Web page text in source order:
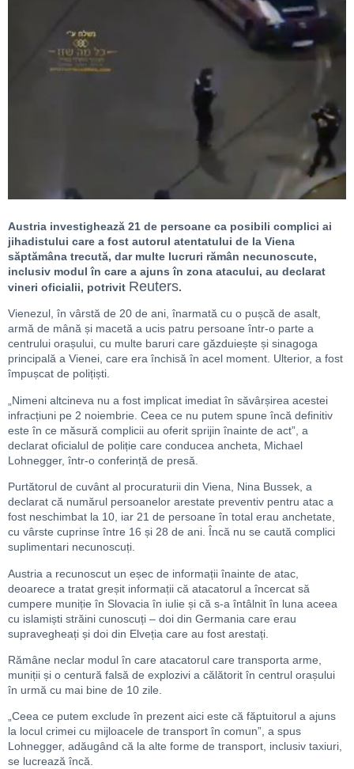
Austria investighează 21 de persoane ca posibili complici ai
jihadistului care a fost autorul atentatului de la Viena
săptămâna trecută, dar multe lucruri rămân necunoscute,
inclusiv modul în care a ajuns în zona atacului, au declarat
vineri oficialii, potrivit Reuters.
Vienezul, în vârstă de 20 de ani, înarmată cu o pușcă de asalt,
armă de mână și macetă a ucis patru persoane într-o parte a
centrului orașului, cu multe baruri care găzduiește și sinagoga
principală a Vienei, care era închisă în acel moment. Ulterior, a fost
împușcat de polițiști.
„Nimeni altcineva nu a fost implicat imediat în săvârșirea acestei
infracțiuni pe 2 noiembrie. Ceea ce nu putem spune încă definitiv
este în ce măsură complicii au oferit sprijin înainte de act”, a
declarat oficialul de poliție care conducea ancheta, Michael
Lohnegger, într-o conferință de presă.
Purtătorul de cuvânt al procuraturii din Viena, Nina Bussek, a
declarat că numărul persoanelor arestate preventiv pentru atac a
fost neschimbat la 10, iar 21 de persoane în total erau anchetate,
cu vârste cuprinse între 16 și 28 de ani. Încă nu se caută complici
suplimentari necunoscuți.
Austria a recunoscut un eșec de informații înainte de atac,
deoarece a tratat greșit informații că atacatorul a încercat să
cumpere muniție în Slovacia în iulie și că s-a întâlnit în luna aceea
cu islamiști străini cunoscuți – doi din Germania care erau
supravegheați și doi din Elveția care au fost arestați.
Rămâne neclar modul în care atacatorul care transporta arme,
muniții și o centură falsă de explozivi a călătorit în centrul orașului
în urmă cu mai bine de 10 zile.
„Ceea ce putem exclude în prezent aici este că făptuitorul a ajuns
la locul crimei cu mijloacele de transport în comun”, a spus
Lohnegger, adăugând că la alte forme de transport, inclusiv taxiuri,
se lucrează încă.